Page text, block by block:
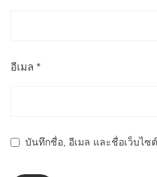
อีเมล *
บันทึกชื่อ, อีเมล และชื่อเว็บไซ